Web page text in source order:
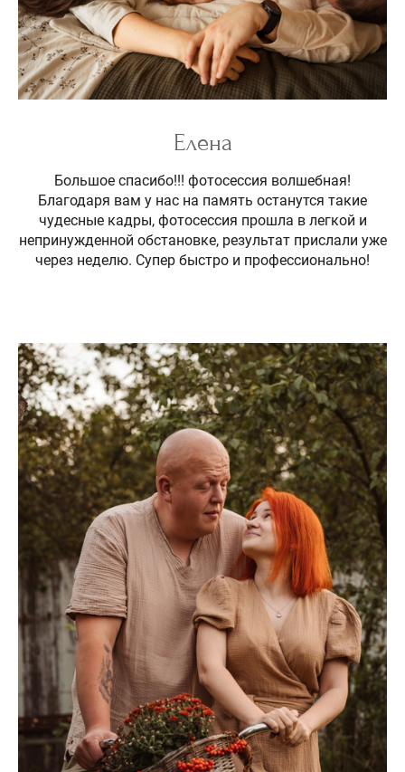
Елена
Большое спасибо!!! фотосессия волшебная!
Благодаря вам у нас на память останутся такие
чудесные кадры, фотосессия прошла в легкой и
непринужденной обстановке, результат прислали уже
через неделю. Супер быстро и профессионально!